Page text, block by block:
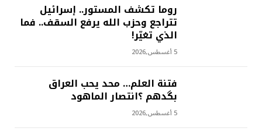
روما تكشف المستور.. إسرائيل
تتراجع وحزب الله يرفع السقف.. فما
الذي تغيّر!
5 أغسطس,2026
فتنة العلم… محد يحب العراق
بگدهم ؟انتصار الماهود
5 أغسطس,2026